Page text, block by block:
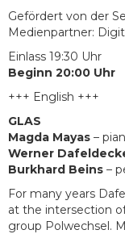
Gefördert von der
Medienpartner:
Einlass 19:30 Uhr
Beginn 20:00 Uhr
+++ English +++
GLAS
Magda Mayas –
Werner
Burkhard Beins –
For many years
at the intersection
group Polwechsel.